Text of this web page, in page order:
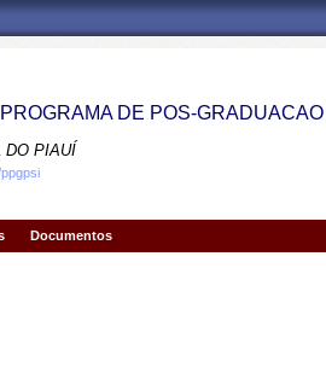
DE POS-
DO PIAUÍ
Documentos